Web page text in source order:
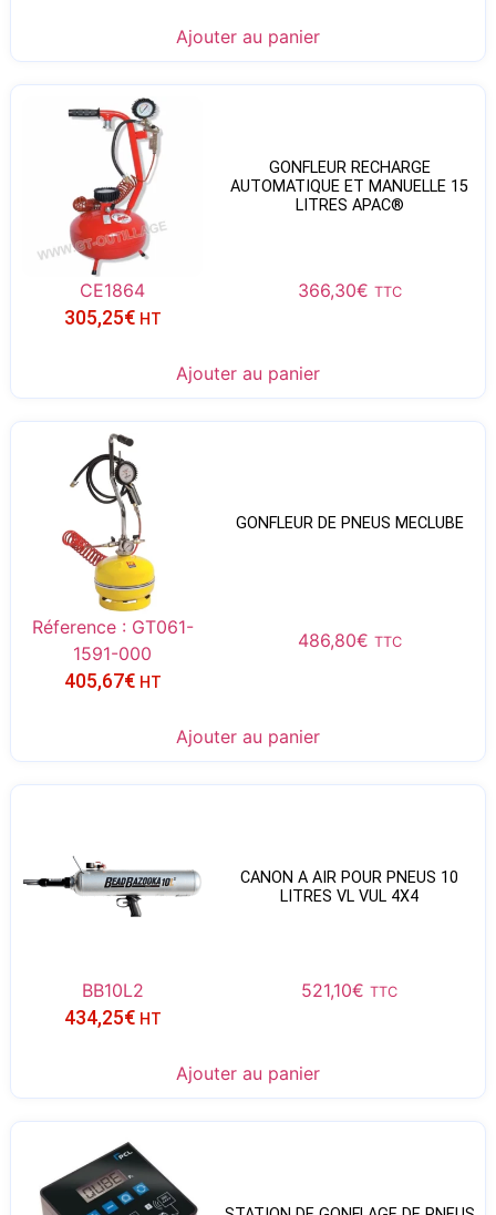
Ajouter au panier
GONFLEUR RECHARGE
AUTOMATIQUE ET MANUELLE 15
LITRES APAC®
CE1864 366,30€ TTC
305,25€ HT
Ajouter au panier
GONFLEUR DE PNEUS MECLUBE
Réference : GT061-
1591-000
486,80€ TTC
405,67€ HT
Ajouter au panier
CANON A AIR POUR PNEUS 10
LITRES VL VUL 4X4
BB10L2 521,10€ TTC
434,25€ HT
Ajouter au panier